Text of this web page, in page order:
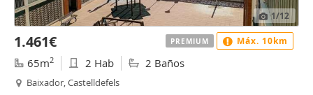
1/12
1.461€
65m2 2 Hab 2 Baños
Baixador, Castelldefels
PREMIUM Máx. 10km